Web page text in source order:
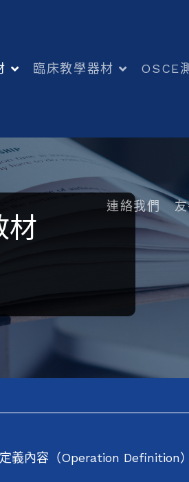
臨床教學器材 OSCE
連絡我們
材
定義內容（Operation Definition）